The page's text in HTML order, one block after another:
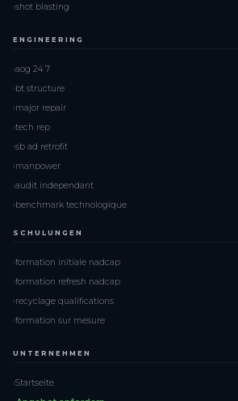
shot blasting
ENGINEERING
aog 24 7
bt structure
major repair
tech rep
sb ad retrofit
manpower
audit independant
benchmark technologique
SCHULUNGEN
formation initiale nadcap
formation refresh nadcap
recyclage qualifications
formation sur mesure
UNTERNEHMEN
Startseite